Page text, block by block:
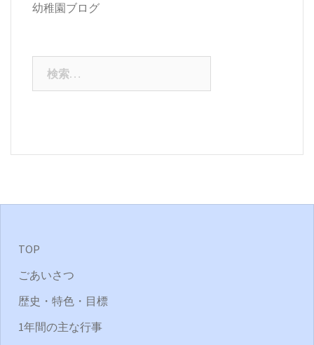
幼稚園ブログ
TOP
ごあいさつ
歴史・特色・目標
1年間の主な行事